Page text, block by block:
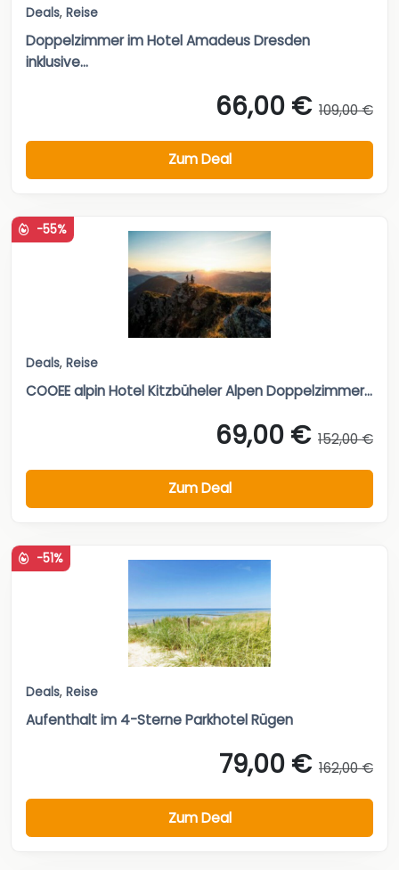
Deals, Reise
Doppelzimmer im Hotel Amadeus Dresden
inklusive...
66,00 € 109,00 €
Zum Deal
-55%
Deals, Reise
COOEE alpin Hotel Kitzbüheler Alpen Doppelzimmer...
69,00 € 152,00 €
Zum Deal
-51%
Deals, Reise
Aufenthalt im 4-Sterne Parkhotel Rügen
79,00 € 162,00 €
Zum Deal